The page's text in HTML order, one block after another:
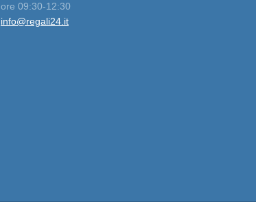
ore 09:30-12:30
info@regali24.it